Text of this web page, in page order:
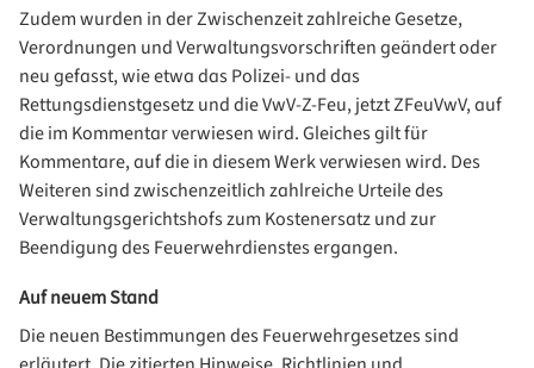
Zudem wurden in der Zwischenzeit zahlreiche Gesetze,
Verordnungen und Verwaltungsvorschriften geändert oder
neu gefasst, wie etwa das Polizei- und das
Rettungsdienstgesetz und die VwV-Z-Feu, jetzt ZFeuVwV, auf
die im Kommentar verwiesen wird. Gleiches gilt für
Kommentare, auf die in diesem Werk verwiesen wird. Des
Weiteren sind zwischenzeitlich zahlreiche Urteile des
Verwaltungsgerichtshofs zum Kostenersatz und zur
Beendigung des Feuerwehrdienstes ergangen.
Auf neuem Stand
Die neuen Bestimmungen des Feuerwehrgesetzes sind